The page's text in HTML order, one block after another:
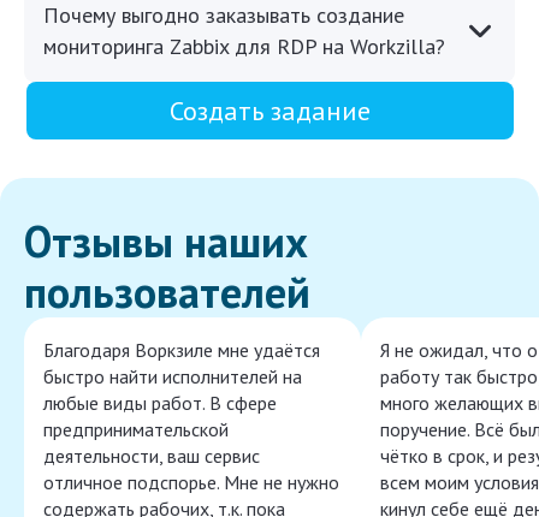
Почему выгодно заказывать создание
мониторинга Zabbix для RDP на Workzilla?
Создать задание
Отзывы наших
пользователей
Благодаря Воркзиле мне удаётся
быстро найти исполнителей на
любые виды работ. В сфере
предпринимательской
деятельности, ваш сервис
отличное подспорье. Мне не нужно
содержать рабочих, т.к. пока
Я не ожидал, что
работу так
много желающих
поручение. Всё
чётко в срок, и
всем моим
кинул себе ещё